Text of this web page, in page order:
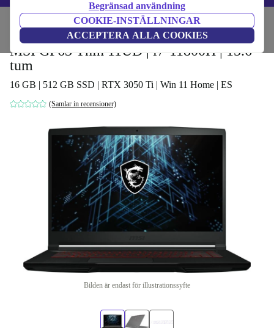
Begränsad användning
COOKIE-INSTÄLLNINGAR
ACCEPTERA ALLA COOKIES
Laptops
MSI GF63 Thin 11UD | i7-11800H | 15.6-
tum
16 GB | 512 GB SSD | RTX 3050 Ti | Win 11 Home | ES
(Samlar in recensioner)
Bilden är endast för illustrationssyfte